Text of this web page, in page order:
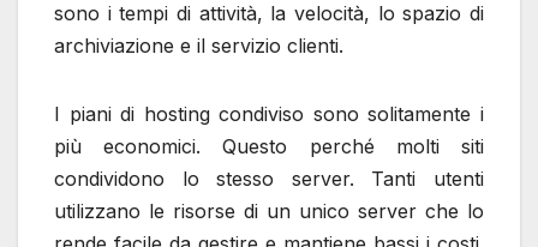
sono i tempi di attività, la velocità, lo spazio di
archiviazione e il servizio clienti.
I piani di hosting condiviso sono solitamente i
più economici. Questo perché molti siti
condividono lo stesso server. Tanti utenti
utilizzano le risorse di un unico server che lo